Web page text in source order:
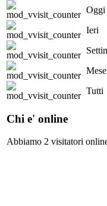
Oggi
Ieri
Mese
Tutti
Chi e' online
Abbiamo 2 visitatori